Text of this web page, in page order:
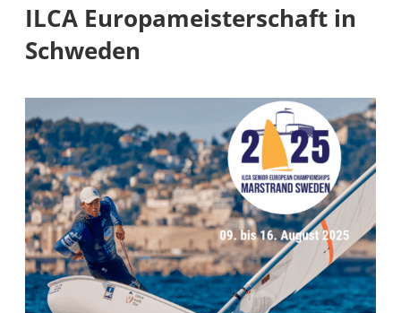
ILCA Europameisterschaft in
Schweden